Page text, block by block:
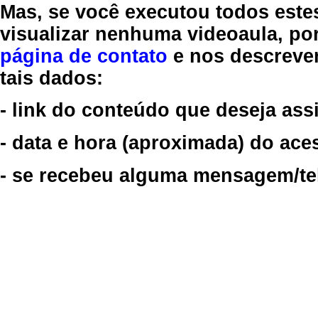
Mas, se você executou todos
visualizar nenhuma videoaula,
página de contato e nos
tais dados:
- link do conteúdo que deseja
- data e hora (aproximada) do
- se recebeu alguma mensagem/